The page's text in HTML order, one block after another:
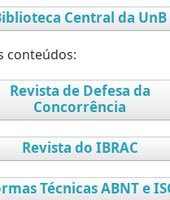
Central da UnB
conteúdos:
Revista de Defesa da
Concorrência
Revista do IBRAC
Técnicas ABNT e